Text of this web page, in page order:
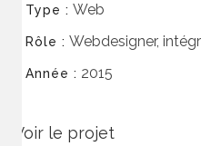
Type : Web
Rôle : Webdesigner,
Année : 2015
Voir le projet